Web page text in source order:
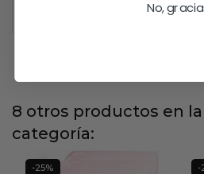
protector contra los
8 otros productos en
categoría:
-25% -
No,